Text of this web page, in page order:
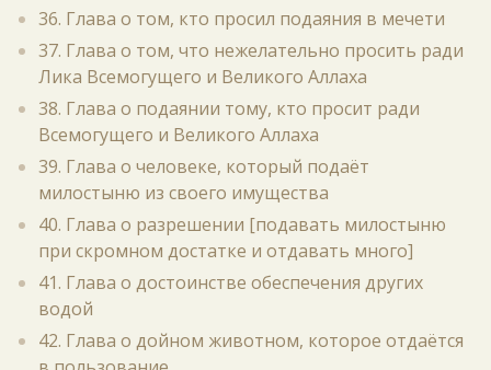
36. Глава о том, кто просил подаяния в мечети
37. Глава о том, что нежелательно просить ради
Лика Всемогущего и Великого Аллаха
38. Глава о подаянии тому, кто просит ради
Всемогущего и Великого Аллаха
39. Глава о человеке, который подаёт
милостыню из своего имущества
40. Глава о разрешении [подавать милостыню
при скромном достатке и отдавать много]
41. Глава о достоинстве обеспечения других
водой
42. Глава о дойном животном, которое отдаётся